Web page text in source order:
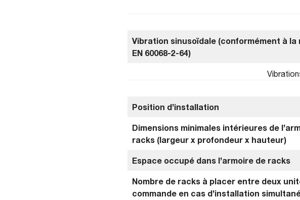
Vibration sinusoïdale (conformément à la
EN 60068-2-64)
Position d’installation
Dimensions minimales intérieures de
racks (largeur x profondeur x hauteur)
Espace occupé dans l’armoire de racks
Nombre de racks à placer entre deux
commande en cas d’installation